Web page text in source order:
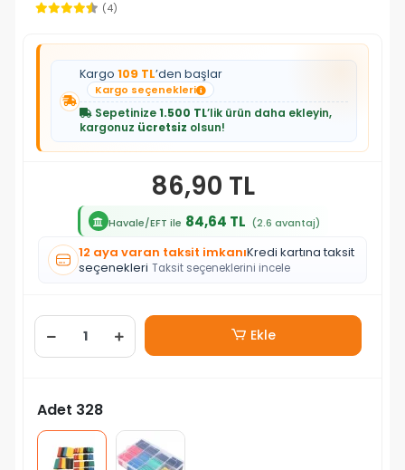
(4)
Kargo 109 TL’den başlar
Kargo seçenekleri
Sepetinize1.500 TL’lik ürün daha ekleyin,
kargonuz ücretsiz olsun!
86,90 TL
Havale/EFT ile 84,64 TL (2.6 avantaj)
12 aya varan taksit imkanıKredi kartına taksit
seçenekleri Taksit seçeneklerini incele
Ekle
Adet 328